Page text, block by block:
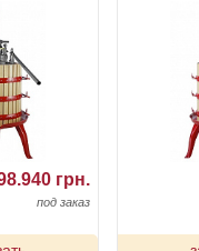
грн.
под заказ